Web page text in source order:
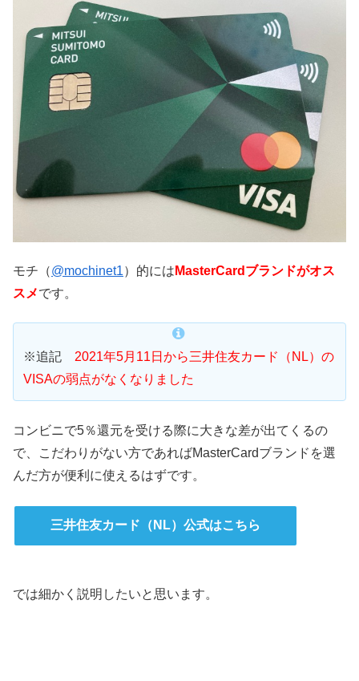
モチ（@mochinet1）的には MasterCardブランドがオス
スメです。
※追記 2021年5月11日から三井住友カード（NL）の
VISAの弱点がなくなりました
コンビニで5％還元を受ける際に大きな差が出てくるの
で、こだわりがない方であればMasterCardブランドを選
んだ方が便利に使えるはずです。
三井住友カード（NL）公式はこちら
では細かく説明したいと思います。